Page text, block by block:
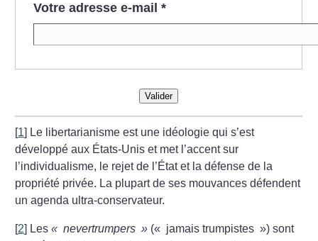
Votre adresse e-mail *
Valider
[1] Le libertarianisme est une idéologie qui s’est
développé aux États-Unis et met l’accent sur
l’individualisme, le rejet de l’État et la défense de la
propriété privée. La plupart de ses mouvances défendent
un agenda ultra-conservateur.
[2] Les« nevertrumpers » (« jamais trumpistes ») sont